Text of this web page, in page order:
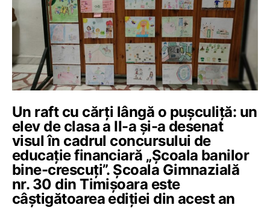
Un raft cu cărți lângă o pușculiță: un
elev de clasa a II-a și-a desenat
visul în cadrul concursului de
educație financiară „Școala banilor
bine-crescuți”. Școala Gimnazială
nr. 30 din Timișoara este
câștigătoarea ediției din acest an